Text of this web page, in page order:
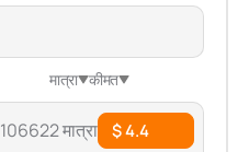
मात्रा कीमत
106622 मात्रा $ 4.4